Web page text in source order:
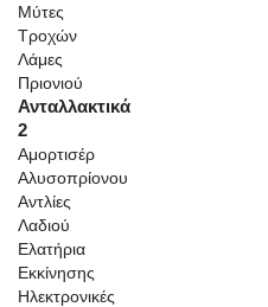
Μύτες
Τροχών
Λάμες
Πριονιού
Ανταλλακτικά
2
Αμορτισέρ
Αλυσοπρίονου
Αντλίες
Λαδιού
Ελατήρια
Εκκίνησης
Ηλεκτρονικές